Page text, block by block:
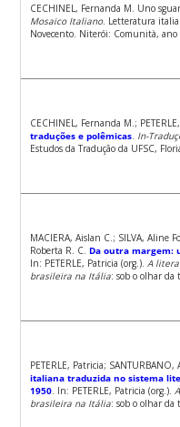
CECHINEL, Fernanda M. Uno
Mosaico Italiano. Letteratura
Novecento. Niterói: Comunità,
CECHINEL, Fernanda M.;
traduções e polêmicas In-
Estudos da Tradução da UFSC,
MACIERA, Aislan C.; SILVA, Aline
Roberta R. C.Da outra margem:
In: PETERLE, Patricia (org.). A
brasileira na Itália: sob o olhar da
PETERLE, Patricia;
italiana traduzida no sistema
1950 . In: PETERLE, Patricia (org.).
brasileira na Itália: sob o olhar da